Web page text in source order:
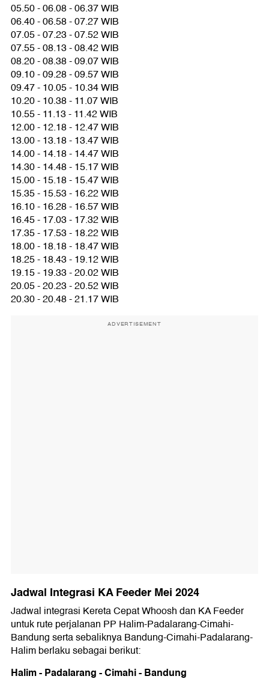
05.50 - 06.08 - 06.37 WIB
06.40 - 06.58 - 07.27 WIB
07.05 - 07.23 - 07.52 WIB
07.55 - 08.13 - 08.42 WIB
08.20 - 08.38 - 09.07 WIB
09.10 - 09.28 - 09.57 WIB
09.47 - 10.05 - 10.34 WIB
10.20 - 10.38 - 11.07 WIB
10.55 - 11.13 - 11.42 WIB
12.00 - 12.18 - 12.47 WIB
13.00 - 13.18 - 13.47 WIB
14.00 - 14.18 - 14.47 WIB
14.30 - 14.48 - 15.17 WIB
15.00 - 15.18 - 15.47 WIB
15.35 - 15.53 - 16.22 WIB
16.10 - 16.28 - 16.57 WIB
16.45 - 17.03 - 17.32 WIB
17.35 - 17.53 - 18.22 WIB
18.00 - 18.18 - 18.47 WIB
18.25 - 18.43 - 19.12 WIB
19.15 - 19.33 - 20.02 WIB
20.05 - 20.23 - 20.52 WIB
20.30 - 20.48 - 21.17 WIB
ADVERTISEMENT
Jadwal Integrasi KA Feeder Mei 2024
Jadwal integrasi Kereta Cepat Whoosh dan KA Feeder
untuk rute perjalanan PP Halim-Padalarang-Cimahi-
Bandung serta sebaliknya Bandung-Cimahi-Padalarang-
Halim berlaku sebagai berikut:
Halim - Padalarang - Cimahi - Bandung